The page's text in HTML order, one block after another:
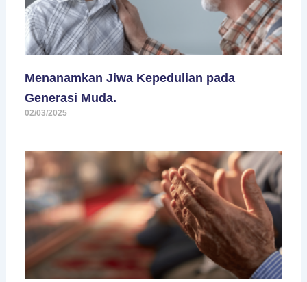
Menanamkan Jiwa Kepedulian pada
Generasi Muda.
02/03/2025